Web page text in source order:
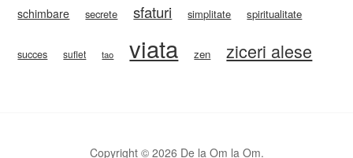
schimbare secrete sfaturi simplitate spiritualitate
succes suflet tao viata zen ziceri alese
Copyright © 2026 De la Om la Om.